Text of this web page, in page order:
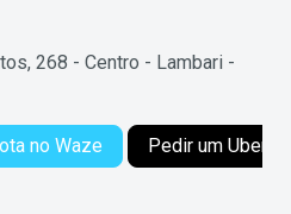
268 - Centro - Lambari -
no Waze Pedir um Uber